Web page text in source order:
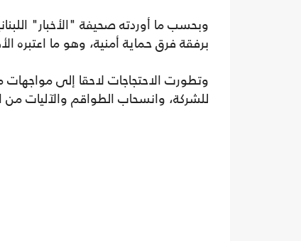
وبحسب ما أوردته صحيفة "الأخبار"
برفقة فرق حماية أمنية، وهو ما
وتطورت الاحتجاجات لاحقا إلى مواجهات
للشركة، وانسحاب الطواقم